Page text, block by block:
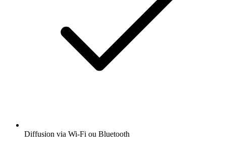
Diffusion via Wi-Fi ou Bluetooth